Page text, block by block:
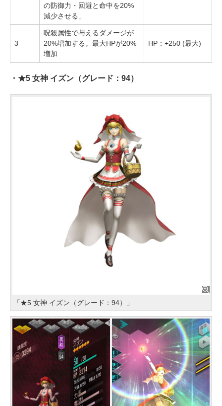
の防御力・回避と命中を20%
減少させる」
3
呪殺属性で与えるダメージが
20%増加する。最大HPが20%
増加
HP：+250 (最大)
・★5 女神 イズン（グレード：94）
「★5 女神 イズン（グレード：94）」